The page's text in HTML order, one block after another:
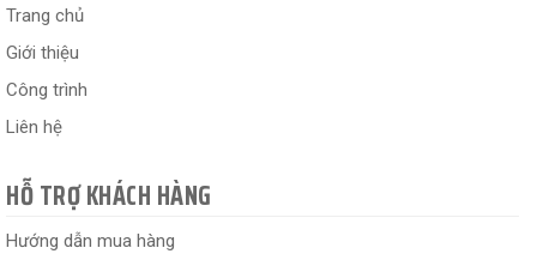
Trang chủ
Giới thiệu
Công trình
Liên hệ
HỖ TRỢ KHÁCH HÀNG
Hướng dẫn mua hàng